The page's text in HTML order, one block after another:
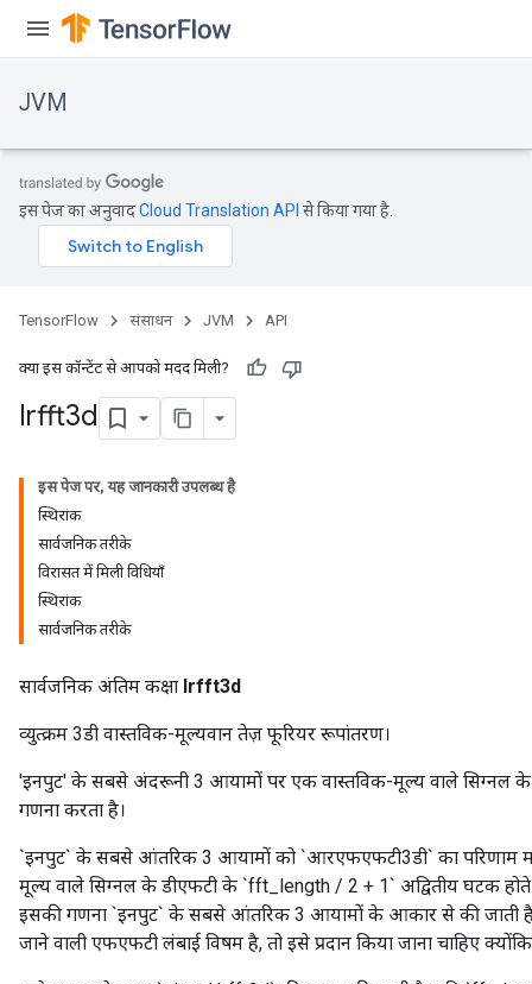
JVM
इस पेज का अनुवादCloud Translation API से किया गया है.
TensorFlow संसाधन JVM API
क्या इस कॉन्टेंट से आपको मदद मिली?
Irfft3d
इस पेज पर, यह जानकारी उपलब्ध है
स्थिरांक
सार्वजनिक तरीके
विरासत में मिली विधियाँ
स्थिरांक
सार्वजनिक तरीके
सार्वजनिक अंतिम कक्षा Irfft3d
व्युत्क्रम 3डी वास्तविक-मूल्यवान तेज़ फूरियर रूपांतरण।
'इनपुट' के सबसे अंदरूनी 3 आयामों पर एक वास्तविक-मूल्य वाले सिग्नल
गणना करता है।
`इनपुट` के सबसे आंतरिक 3 आयामों को `आरएफएफटी3डी` का परिणाम
मूल्य वाले सिग्नल के डीएफटी के `fft_length / 2 + 1` अद्वितीय घटक होते
इसकी गणना `इनपुट` के सबसे आंतरिक 3 आयामों के आकार से की जाती
जाने वाली एफएफटी लंबाई विषम है, तो इसे प्रदान किया जाना चाहिए